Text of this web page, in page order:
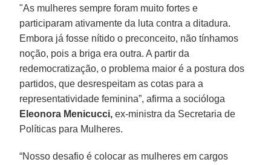
"As mulheres sempre foram muito fortes e
participaram ativamente da luta contra a ditadura.
Embora já fosse nítido o preconceito, não tínhamos
noção, pois a briga era outra. A partir da
redemocratização, o problema maior é a postura dos
partidos, que desrespeitam as cotas para a
representatividade feminina”, afirma a socióloga
Eleonora Menicucci, ex-ministra da Secretaria de
Políticas para Mulheres.
“Nosso desafio é colocar as mulheres em cargos